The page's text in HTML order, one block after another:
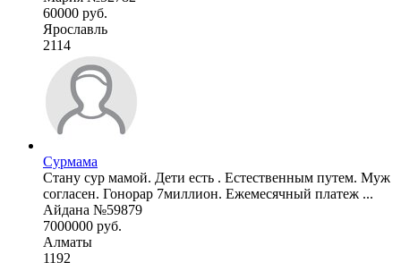
60000 руб.
Ярославль
2114
Сурмама
Стану сур мамой. Дети есть . Естественным путем. Муж
согласен. Гонорар 7миллион. Ежемесячный платеж ...
Айдана №59879
7000000 руб.
Алматы
1192